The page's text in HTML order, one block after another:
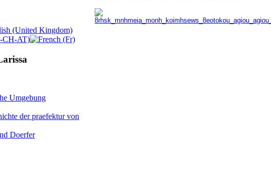
Umgebung
der praefektur von
Doerfer